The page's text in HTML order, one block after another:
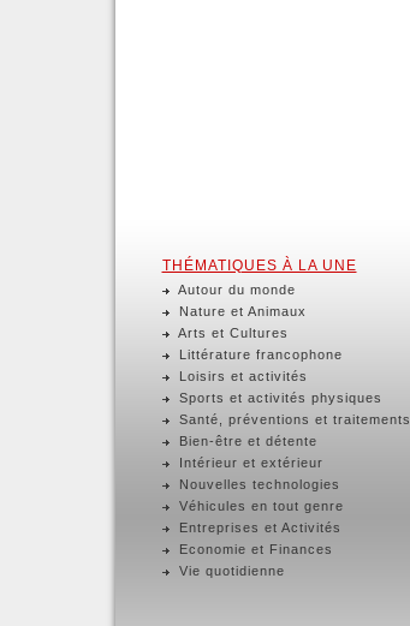
THÉMATIQUES À LA UNE
Autour du monde
Nature et Animaux
Arts et Cultures
Littérature francophone
Loisirs et activités
Sports et activités physiques
Santé, préventions et traitements
Bien-être et détente
Intérieur et extérieur
Nouvelles technologies
Véhicules en tout genre
Entreprises et Activités
Economie et Finances
Vie quotidienne